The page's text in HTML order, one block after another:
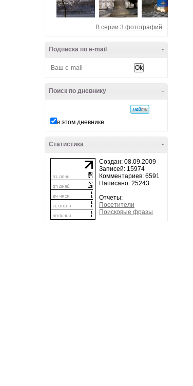
В серии 3 фотографий
-
Подписка по e-mail
-
Поиск по дневнику
в этом дневнике
-
Статистика
Создан: 08.09.2009
Записей: 15974
Комментариев: 6591
Написано: 25243
Отчеты:
Посетители
Поисковые фразы